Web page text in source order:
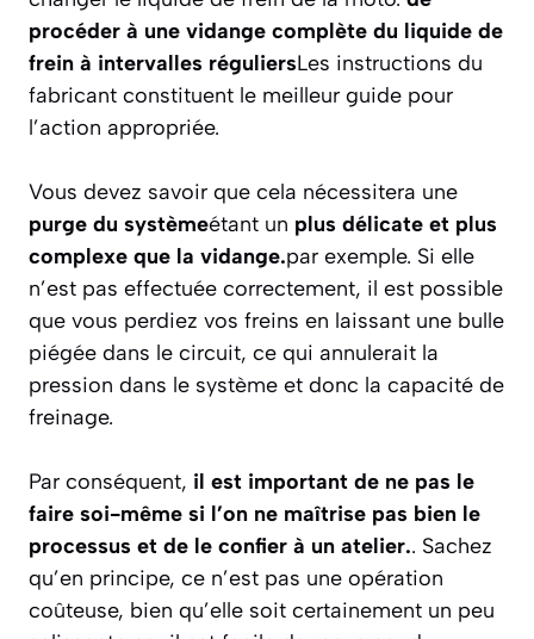
procéder à une vidange complète du liquide de
frein à intervalles réguliersLes instructions du
fabricant constituent le meilleur guide pour
l’action appropriée.
Vous devez savoir que cela nécessitera une
purge du systèmeétant un plus délicate et plus
complexe que la vidange.par exemple. Si elle
n’est pas effectuée correctement, il est possible
que vous perdiez vos freins en laissant une bulle
piégée dans le circuit, ce qui annulerait la
pression dans le système et donc la capacité de
freinage.
Par conséquent, il est important de ne pas le
faire soi-même si l’on ne maîtrise pas bien le
processus et de le confier à un atelier.. Sachez
qu’en principe, ce n’est pas une opération
coûteuse, bien qu’elle soit certainement un peu